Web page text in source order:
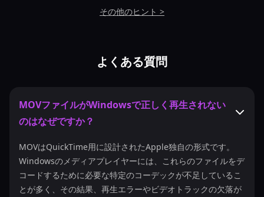
その他のヒント >
よくある質問
MOVファイルがWindowsで正しく再生されない
のはなぜですか？
MOVはQuickTime用に設計されたApple独自の形式です。
Windowsのメディアプレイヤーには、これらのファイルをデ
コードするために必要な特定のコーデックが不足しているこ
とが多く、その結果、再生エラーやビデオトラックの欠落が